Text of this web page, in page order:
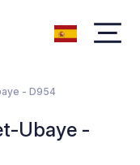
- D954
Ubaye -